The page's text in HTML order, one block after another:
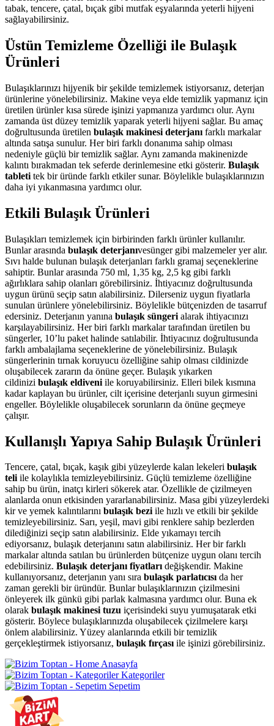
tabak, tencere, çatal, bıçak gibi mutfak eşyalarında yeterli hijyeni
sağlayabilirsiniz.
Üstün Temizleme Özelliği ile Bulaşık
Ürünleri
Bulaşıklarınızı hijyenik bir şekilde temizlemek istiyorsanız, deterjan
ürünlerine yönelebilirsiniz. Makine veya elde temizlik yapmanız için
üretilen ürünler kısa sürede işinizi yapmanıza yardımcı olur. Aynı
zamanda üst düzey temizlik yaparak yeterli hijyeni sağlar. Bu amaç
doğrultusunda üretilen bulaşık makinesi deterjanı farklı markalar
altında satışa sunulur. Her biri farklı donanıma sahip olması
nedeniyle güçlü bir temizlik sağlar. Aynı zamanda makinenizde
kalıntı bırakmadan tek seferde derinlemesine etki gösterir. Bulaşık
tableti tek bir üründe farklı etkiler sunar. Böylelikle bulaşıklarınızın
daha iyi yıkanmasına yardımcı olur.
Etkili Bulaşık Ürünleri
Bulaşıkları temizlemek için birbirinden farklı ürünler kullanılır.
Bunlar arasında bulaşık deterjanıvesünger gibi malzemeler yer alır.
Sıvı halde bulunan bulaşık deterjanları farklı gramaj seçeneklerine
sahiptir. Bunlar arasında 750 ml, 1,35 kg, 2,5 kg gibi farklı
ağırlıklara sahip olanları görebilirsiniz. İhtiyacınız doğrultusunda
uygun ürünü seçip satın alabilirsiniz. Dilerseniz uygun fiyatlarla
sunulan ürünlere yönelebilirsiniz. Böylelikle bütçenizden de tasarruf
edersiniz. Deterjanın yanına bulaşık süngeri alarak ihtiyacınızı
karşılayabilirsiniz. Her biri farklı markalar tarafından üretilen bu
süngerler, 10’lu paket halinde satılabilir. İhtiyacınız doğrultusunda
farklı ambalajlama seçeneklerine de yönelebilirsiniz. Bulaşık
süngerlerinin tırnak koruyucu özelliğine sahip olması cildinizde
oluşabilecek zararın da önüne geçer. Bulaşık yıkarken
cildinizi bulaşık eldiveni ile koruyabilirsiniz. Elleri bilek kısmına
kadar kaplayan bu ürünler, cilt içerisine deterjanlı suyun girmesini
engeller. Böylelikle oluşabilecek sorunların da önüne geçmeye
çalışır.
Kullanışlı Yapıya Sahip Bulaşık Ürünleri
Tencere, çatal, bıçak, kaşık gibi yüzeylerde kalan lekeleri bulaşık
teliile kolaylıkla temizleyebilirsiniz. Güçlü temizleme özelliğine
sahip bu ürün, inatçı kirleri sökerek atar. Özellikle de çizilmeyen
alanlarda onun etkisinden yararlanabilirsiniz. Masa gibi yüzeylerdeki
kir ve yemek kalıntılarını bulaşık beziile hızlı ve etkili bir şekilde
temizleyebilirsiniz. Sarı, yeşil, mavi gibi renklere sahip bezlerden
dilediğinizi seçip satın alabilirsiniz. Elde yıkamayı tercih
ediyorsanız, bulaşık deterjanını satın alabilirsiniz. Her bir farklı
markalar altında satılan bu ürünlerden bütçenize uygun olanı tercih
edebilirsiniz. Bulaşık deterjanı fiyatlarıdeğişkendir. Makine
kullanıyorsanız, deterjanın yanı sıra bulaşık parlatıcısıda her
zaman gerekli bir üründür. Bunlar bulaşıklarınızın çizilmesini
önleyerek ilk günkü gibi parlak kalmasına yardımcı olur. Buna ek
olarak bulaşık makinesi tuzu içerisindeki suyu yumuşatarak etki
gösterir. Böylece bulaşıklarınızda oluşabilecek çizilmelere karşı
önlem alabilirsiniz. Yüzey alanlarında etkili bir temizlik
gerçekleştirmek istiyorsanız, bulaşık fırçasıile işinizi görebilirsiniz.
Anasayfa
Kategoriler
Sepetim